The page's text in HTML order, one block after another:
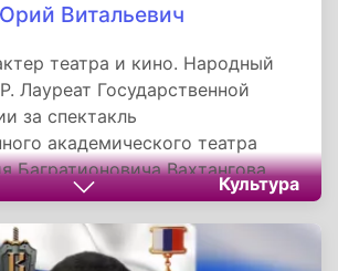
Витальевич
театра и кино. Народный
Лауреат Государственной
за спектакль
академического театра
Багратионовича Вахтангова
по пьесе Александра
Культура